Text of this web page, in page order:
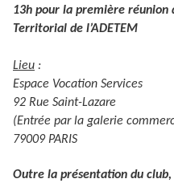
13h pour la première réunion
Territorial de l’ADETEM
Lieu :
Espace Vocation Services
92 Rue Saint-Lazare
(Entrée par la galerie
79009 PARIS
Outre la présentation du